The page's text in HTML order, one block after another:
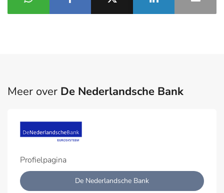
Meer over De Nederlandsche Bank
Profielpagina
De Nederlandsche Bank